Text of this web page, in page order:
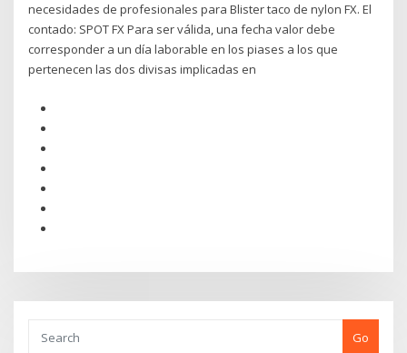
necesidades de profesionales para Blister taco de nylon FX. El
contado: SPOT FX Para ser válida, una fecha valor debe
corresponder a un día laborable en los piases a los que
pertenecen las dos divisas implicadas en
Go